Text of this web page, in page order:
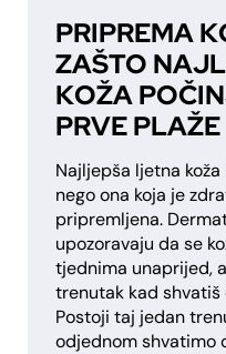
PRIPREMA
ZAŠTO
KOŽA
PRVE PLAŽE
Najljepša ljetna koža
nego ona koja je
pripremljena.
upozoravaju da se
tjednima unaprijed,
trenutak kad
Postoji taj jedan
odjednom shvatimo